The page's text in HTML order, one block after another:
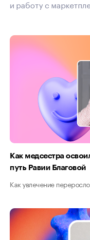
и работу с
Как медсестра
путь Равии Благовой
Как увлечение